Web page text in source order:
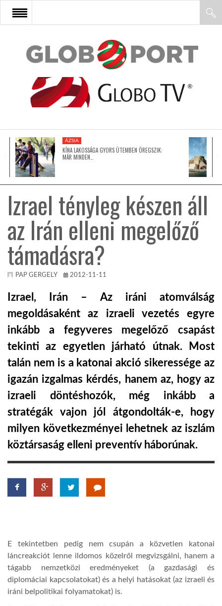
FŐOLDAL
AFRIKA
ÁZSIA
LATIN-AMERIKA
KÖZEL-KELET
AUSZTRÁLIA
A VILÁG ITTHON
HÍR3D
GLOBOTV
LINKTR.EE
ÁZSIA
KÍNA LAKOSSÁGA GYORS ÜTEMBEN ÖREGSZIK:
MÁR MINDEN…
Izrael tényleg készen áll
az Irán elleni megelőző
támadásra?
PAP GERGELY 2012-11-11
Izrael, Irán – Az iráni atomválság
megoldásaként az izraeli vezetés egyre
inkább a fegyveres megelőző csapást
tekinti az egyetlen járható útnak. Most
talán nem is a katonai akció sikeressége az
igazán izgalmas kérdés, hanem az, hogy az
izraeli döntéshozók, még inkább a
stratégák vajon jól átgondolták-e, hogy
milyen következményei lehetnek az iszlám
köztársaság elleni preventív háborúnak.
E tekintetben pedig nem csupán a közvetlen katonai
láncreakciót lenne ildomos közelről megvizsgálni, hanem a
tágabb nemzetközi eredményeket (a gazdasági és
diplomáciai kapcsolatokat) és a helyi hatásokat (az izraeli és
iráni belpolitikai folyamatokat) is.